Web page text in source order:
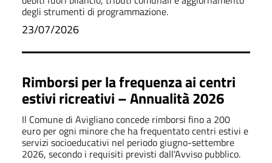
degli strumenti di programmazione.
23/07/2026
Rimborsi per la frequenza ai centri
estivi ricreativi – Annualità 2026
Il Comune di Avigliano concede rimborsi fino a 200
euro per ogni minore che ha frequentato centri estivi e
servizi socioeducativi nel periodo giugno-settembre
2026, secondo i requisiti previsti dall'Avviso pubblico.